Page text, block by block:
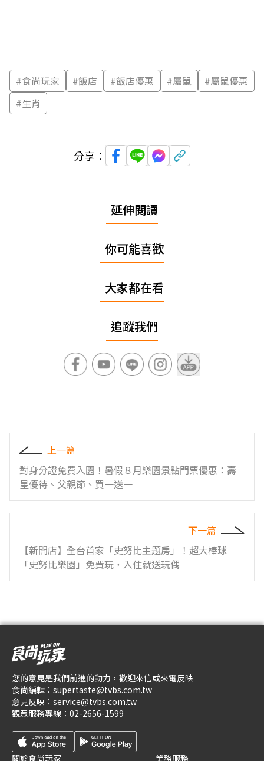
#食尚玩家 #飯店 #飯店優惠 #屬鼠 #屬鼠優惠
#生肖
分享：
延伸閱讀
你可能喜歡
大家都在看
追蹤我們
上一篇
對身分證免費入園！暑假８月樂園景點門票優惠：壽
星優待、父親節、買一送一
下一篇
【新開店】全台首家「史努比主題房」！超大棒球
「史努比樂園」免費玩，入住就送玩偶
您的意見是我們前進的動力，歡迎來信或來電反映
食尚編輯： supertaste@tvbs.com.tw
意見反映： service@tvbs.com.tw
觀眾服務專線： 02-2656-1599
關於食尚玩家 業務服務